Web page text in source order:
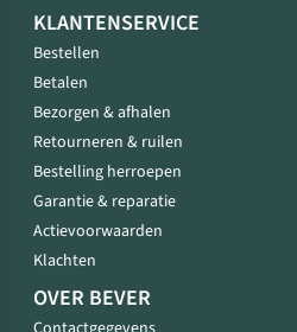
KLANTENSERVICE
Bestellen
Betalen
Bezorgen & afhalen
Retourneren & ruilen
Bestelling herroepen
Garantie & reparatie
Actievoorwaarden
Klachten
OVER BEVER